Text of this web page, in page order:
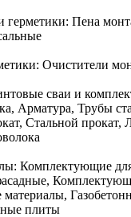
Пена
Очистители
сваи и
Арматура, Трубы
Стальной прокат,
Комплектующие
плиты